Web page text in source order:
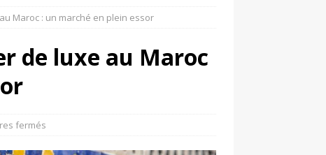
Maroc : un marché en plein essor
de luxe au Maroc
fermés